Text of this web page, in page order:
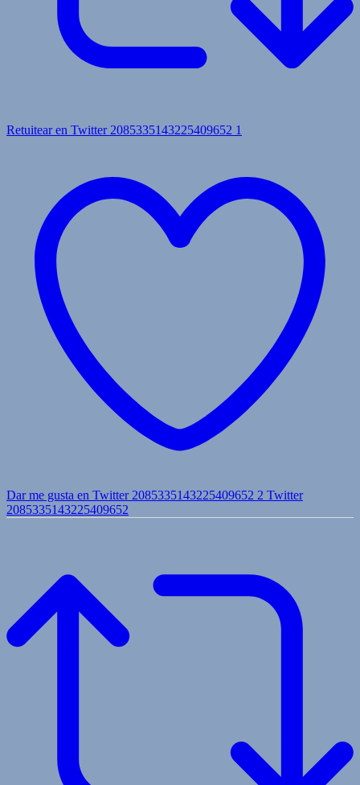
Retuitear en Twitter 2085335143225409652 1
Dar me gusta en Twitter 2085335143225409652 2 Twitter
2085335143225409652